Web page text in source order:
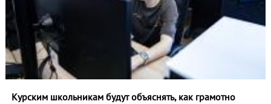
Курским школьникам будут объяснять, как грамотно